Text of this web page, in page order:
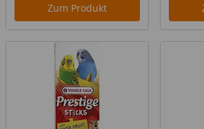
Zum Produkt